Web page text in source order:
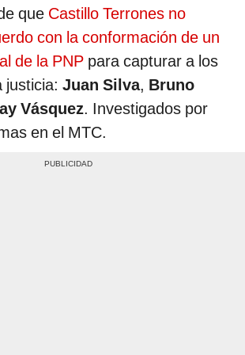
que Castillo Terrones no
con la conformación de un
de la PNP para capturar a los
justicia: Juan Silva, Bruno
Vásquez. Investigados por
en el MTC.